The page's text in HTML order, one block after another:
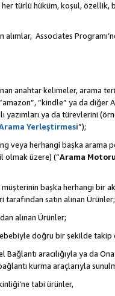
türlü hüküm, koşul, özellik,
alımlar, Associates
anahtar kelimeler, arama
“kindle” ya da diğer
ya da türevlerini
Yerleştirmesi”);
veya herhangi başka
olmak üzere) (“Arama Motoru
başka herhangi bir
tarafından satın alınan Ürünler;
alınan Ürünler;
doğru bir şekilde takip
aracılığıyla ya da
kurma araçlarıyla
tabi ürünler,